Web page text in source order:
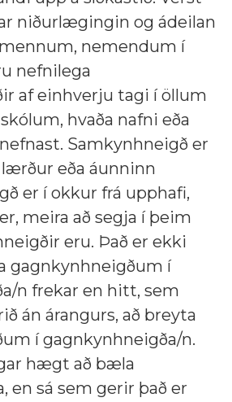
niðurlægingin og ádeilan
nemendum í
nefnilega
af einhverju tagi í öllum
hvaða nafni eða
Samkynhneigð er
eða áunninn
er í okkur frá upphafi,
meira að segja í þeim
eru. Það er ekki
gagnkynhneigðum í
n frekar en hitt, sem
án árangurs, að breyta
í gagnkynhneigða/n.
hægt að bæla
en sá sem gerir það er